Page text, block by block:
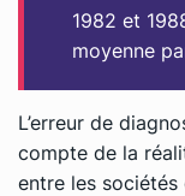
1982 et
moyenne
L’erreur de
compte de la
entre les sociétés